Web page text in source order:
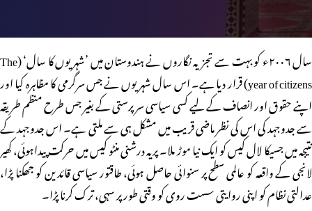
سال ۲۰۰۶ء کو بہت سے تجزیہ نگاروں نے ہندوستان میں ’شہریوں کا سال‘ (The
year of citizens) قرار دیا ہے۔ اس سال شہریوں نے جس سرگرمی کا مظاہرہ کیا اور
اپنے حقوق اور انصاف کے لیے کسی سیاسی سرپرستی کے بغیر جس طرح منظم طریقہ
سے جدوجہد کی اس کی نظر ماضی قریب میں مشکل ہی سے ملتی ہے۔ اس جدوجہد کے
نتیجہ میں جسیکا لال کیس کو ایک نیا موڑ ملا۔ پریہ درشنی منٹو کیس میں حرکت پیداہوئی، کھیر
لانجی کے واقعہ کو عالمی سطح پر سنوائی حاصل ہوئی، طاقتور سیاسی قائدین کو جھکنا پڑا،
عدالتی نظام کو اپنی روایتی سست روی کو وقتی طور پر سہی، ترک کرنا پڑا۔